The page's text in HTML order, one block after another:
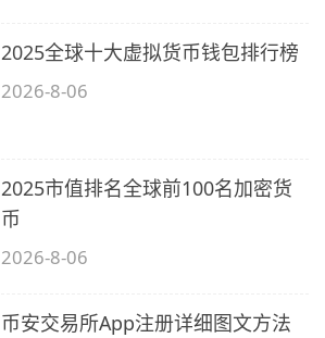
2025全球十大虚拟货币钱包排行榜
2026-8-06
2025市值排名全球前100名加密货
币
2026-8-06
币安交易所App注册详细图文方法